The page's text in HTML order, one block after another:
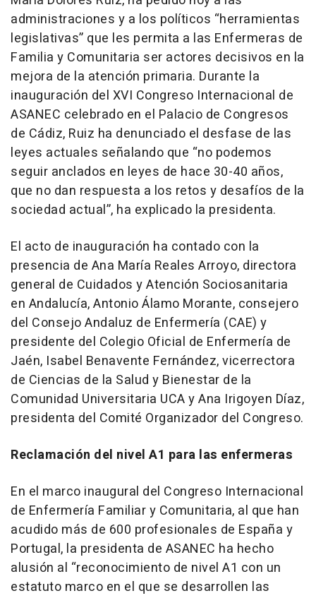
administraciones y a los políticos “herramientas
legislativas” que les permita a las Enfermeras de
Familia y Comunitaria ser actores decisivos en la
mejora de la atención primaria. Durante la
inauguración del XVI Congreso Internacional de
ASANEC celebrado en el Palacio de Congresos
de Cádiz, Ruiz ha denunciado el desfase de las
leyes actuales señalando que “no podemos
seguir anclados en leyes de hace 30-40 años,
que no dan respuesta a los retos y desafíos de la
sociedad actual”, ha explicado la presidenta.
El acto de inauguración ha contado con la
presencia de Ana María Reales Arroyo, directora
general de Cuidados y Atención Sociosanitaria
en Andalucía, Antonio Álamo Morante, consejero
del Consejo Andaluz de Enfermería (CAE) y
presidente del Colegio Oficial de Enfermería de
Jaén, Isabel Benavente Fernández, vicerrectora
de Ciencias de la Salud y Bienestar de la
Comunidad Universitaria UCA y Ana Irigoyen Díaz,
presidenta del Comité Organizador del Congreso.
Reclamación del nivel A1 para las enfermeras
En el marco inaugural del Congreso Internacional
de Enfermería Familiar y Comunitaria, al que han
acudido más de 600 profesionales de España y
Portugal, la presidenta de ASANEC ha hecho
alusión al “reconocimiento de nivel A1 con un
estatuto marco en el que se desarrollen las